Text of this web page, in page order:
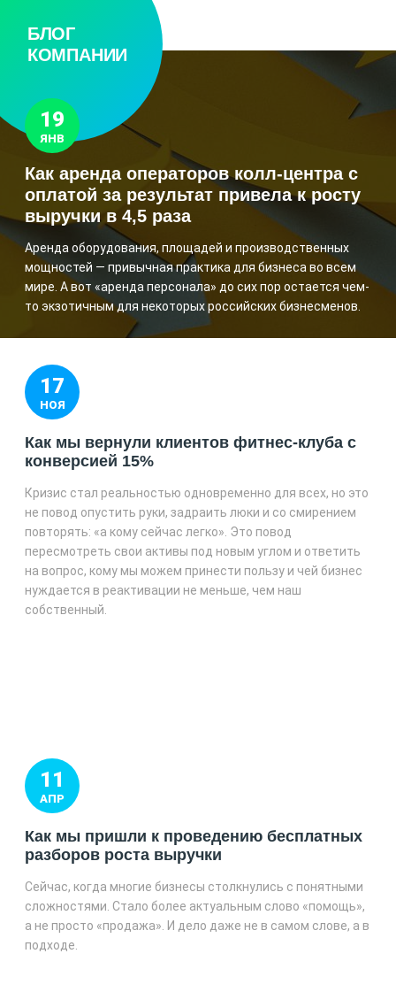
БЛОГ
КОМПАНИИ
19
ЯНВ
Как аренда операторов колл-центра с
оплатой за результат привела к росту
выручки в 4,5 раза
Аренда оборудования, площадей и производственных
мощностей — привычная практика для бизнеса во всем
мире. А вот «аренда персонала» до сих пор остается чем-
то экзотичным для некоторых российских бизнесменов.
17
НОЯ
Как мы вернули клиентов фитнес-клуба с
конверсией 15%
Кризис стал реальностью одновременно для всех, но это
не повод опустить руки, задраить люки и со смирением
повторять: «а кому сейчас легко». Это повод
пересмотреть свои активы под новым углом и ответить
на вопрос, кому мы можем принести пользу и чей бизнес
нуждается в реактивации не меньше, чем наш
собственный.
11
АПР
Как мы пришли к проведению бесплатных
разборов роста выручки
Сейчас, когда многие бизнесы столкнулись с понятными
сложностями. Стало более актуальным слово «помощь»,
а не просто «продажа». И дело даже не в самом слове, а в
подходе.